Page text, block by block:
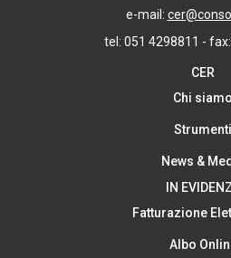
e-mail:
tel: 051 4298811 -
CER
Chi siamo
Strumenti
News &
IN
Fatturazione
Albo